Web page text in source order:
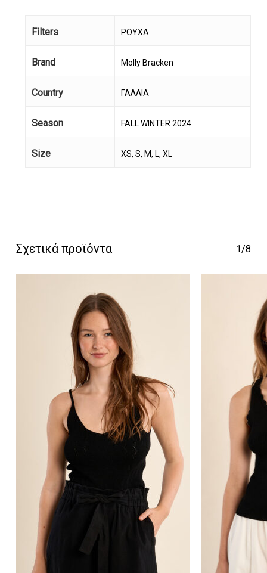
Κανένα προϊόν στο
καλάθι σας.
Filters ΡΟΥΧΑ
Brand Molly Bracken
Country ΓΑΛΛΙΑ
Season FALL WINTER 2024
Size XS, S, M, L, XL
Σχετικά προϊόντα 1/8